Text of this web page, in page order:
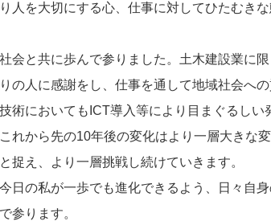
人を大切にする心、仕事に対してひたむき
会と共に歩んで参りました。土木建設業に
の人に感謝をし、仕事を通して地域社会への
術においてもICT導入等により目まぐるし
れから先の10年後の変化はより一層大きな
捉え、より一層挑戦し続けていきます。
日の私が一歩でも進化できるよう、日々自
参ります。